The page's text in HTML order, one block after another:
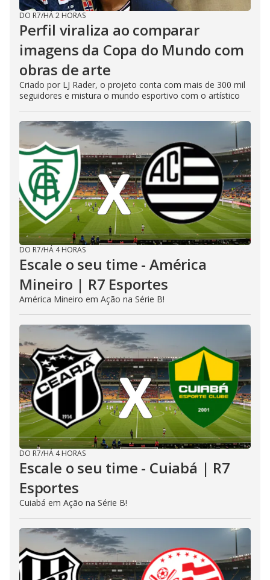
DO R7/HÁ 2 HORAS
Perfil viraliza ao comparar
imagens da Copa do Mundo com
obras de arte
Criado por LJ Rader, o projeto conta com mais de 300 mil
seguidores e mistura o mundo esportivo com o artístico
DO R7/HÁ 4 HORAS
Escale o seu time - América
Mineiro | R7 Esportes
América Mineiro em Ação na Série B!
DO R7/HÁ 4 HORAS
Escale o seu time - Cuiabá | R7
Esportes
Cuiabá em Ação na Série B!